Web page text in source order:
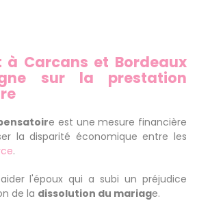
Carcans et Bordeaux
sur la prestation
e est une mesure financière
la disparité économique entre les
.
l'époux qui a subi un préjudice
de la dissolution du mariage.